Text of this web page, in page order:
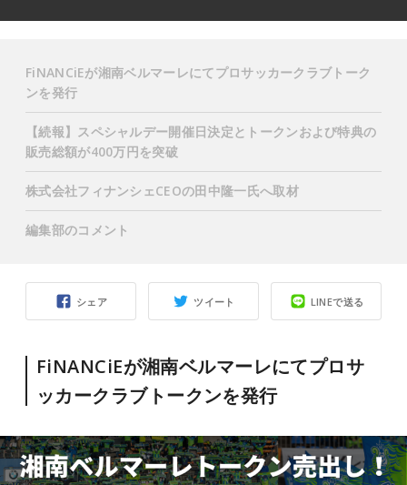
シェア ツイート LINEで送る
FiNANCiEが湘南ベルマーレにてプロサ
ッカークラブトークンを発行
FiNANCiEが湘南ベルマーレにてプロサッカークラブトーク
ンを発行
【続報】スペシャルデー開催日決定と トークンおよび特典の
販売総額が400万円を突破
株式会社フィナンシェCEOの田中隆一氏へ取材
編集部のコメント